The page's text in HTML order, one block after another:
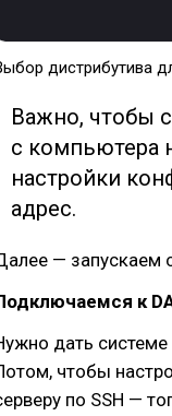
дистрибутива
Важно, чтобы
с компьютера
настройки
адрес.
— запускаем
к
дать системе
чтобы
по SSH —